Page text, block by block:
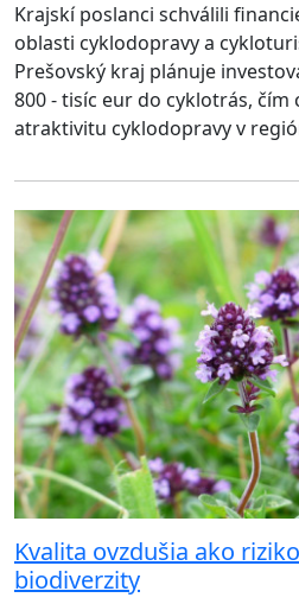
Krajskí poslanci schválili
oblasti cyklodopravy a
Prešovský kraj plánuje
800 - tisíc eur do cyklotrás, čím
atraktivitu cyklodopravy v
Kvalita ovzdušia ako
biodiverzity